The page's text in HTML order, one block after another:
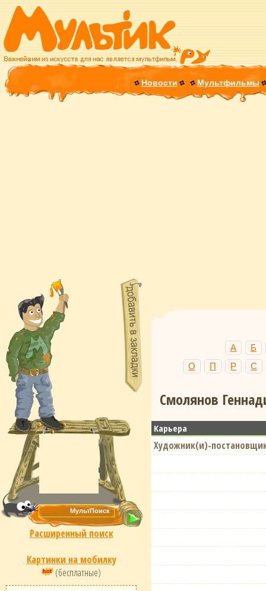
Новости Мультфильмы
Расширенный поиск
Картинки на мобилку
(бесплатные)
А
Б
О
П Р С
Смолянов
Карьера
Художник(и)-